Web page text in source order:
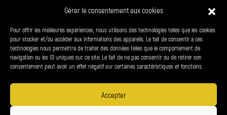
Gérer le consentement aux cookies
Pour offrir les meilleures expériences, nous utilisons des technologies telles que les cookies
pour stocker et/ou accéder aux informations des appareils. Le fait de consentir à ces
technologies nous permettra de traiter des données telles que le comportement de
navigation ou les ID uniques sur ce site. Le fait de ne pas consentir ou de retirer son
consentement peut avoir un effet négatif sur certaines caractéristiques et fonctions.
Accepter
Pour visiter notre site, vous devez être en âge de consommer de
résidence. S’il n’existe pas de législation à cet égard dans votre
pays, vous devez être âgé de 18 ans au moins.
Haute-Vienne (87)
VINS CHAMPAGNES SPIRITUEUX
PRODUITS DU TERROIR CONTACT
38 chemin du panorama - le Bourg 24310 Brantôme-en-Périgord
denis.petrel@vin-com-vous.fr
L'abus d'alcool est dangereux pour la santé.